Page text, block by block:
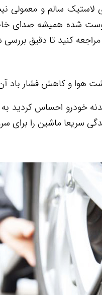
سالم و معمولی
شده همیشه صدای
کنید تا دقیق
هوا و کاهش فشار باد
بدنه خودرو احساس
سریعا ماشین را برای